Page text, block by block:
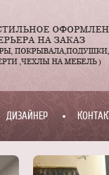
ДИЗАЙНЕР